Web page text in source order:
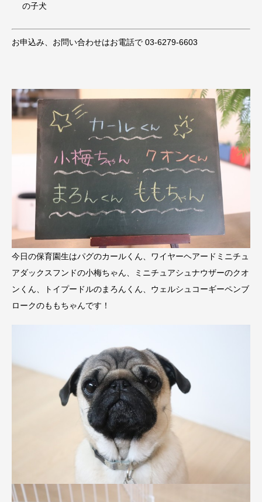
の子犬
お申込み、お問い合わせはお電話で 03-6279-6603
今日の保育園生はパグのカールくん、ワイヤーヘアードミニチュ
アダックスフンドの小梅ちゃん、ミニチュアシュナウザーのクオ
ンくん、トイプードルのまろんくん、ウェルシュコーギーペンブ
ロークのももちゃんです！